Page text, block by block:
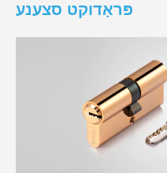
פּראָדוקט סצענע